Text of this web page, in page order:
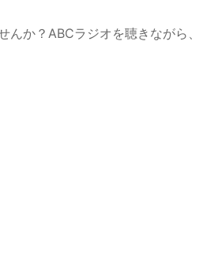
か？ABCラジオを聴きながら、